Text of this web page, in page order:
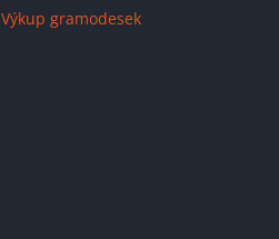
Výkup gramodesek